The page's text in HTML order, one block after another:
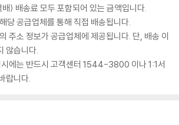
) 배송료 모두 포함되어 있는 금액입니다.
당 공급업체를 통해 직접 배송됩니다.
주소 정보가 공급업체에 제공됩니다. 단, 배송 이
않습니다.
에는 반드시 고객센터 1544-3800 이나 1:1서
랍니다.